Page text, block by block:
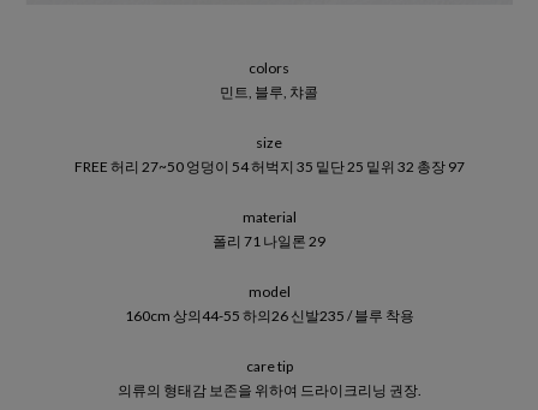
colors
민트, 블루, 챠콜
size
FREE 허리 27~50 엉덩이 54 허벅지 35 밑단 25 밑위 32 총장 97
material
폴리 71 나일론 29
model
160cm 상의44-55 하의26 신발235 / 블루 착용
care tip
의류의 형태감 보존을 위하여 드라이크리닝 권장.